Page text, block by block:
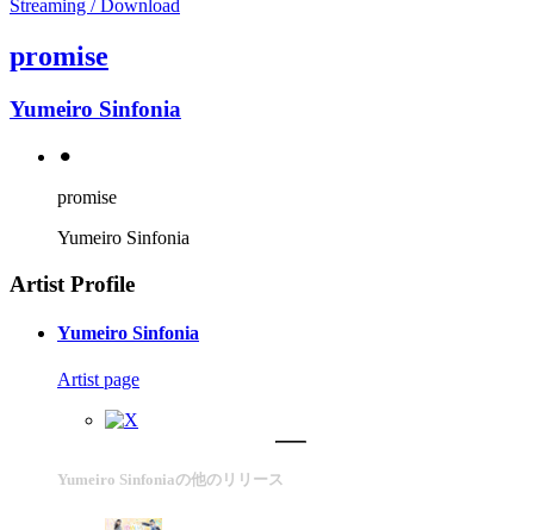
Streaming / Download
promise
Yumeiro Sinfonia
⚫︎
promise
Yumeiro Sinfonia
Artist Profile
Yumeiro Sinfonia
Artist page
Yumeiro Sinfoniaの他のリリース